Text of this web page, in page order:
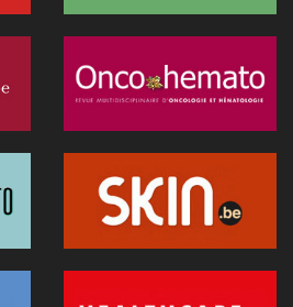
en cathétérisme
l'IA en consultation